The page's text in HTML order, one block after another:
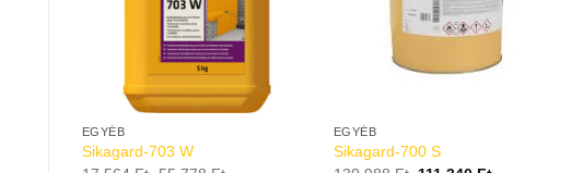
EGYÉB
Sikagard-703 W
EGYÉB
Sikagard-700 S